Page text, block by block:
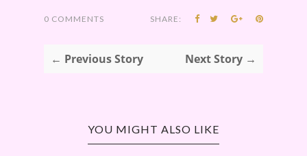
0 COMMENTS SHARE:
← Previous Story Next Story →
YOU MIGHT ALSO LIKE